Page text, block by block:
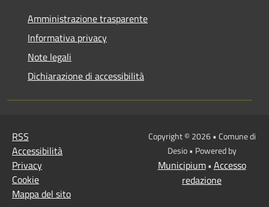
Amministrazione trasparente
Informativa privacy
Note legali
Dichiarazione di accessibilità
RSS
Accessibilità
Privacy
Cookie
Mappa del sito
Copyright © 2026 • Comune di
Desio • Powered by
Municipium• Accesso
redazione